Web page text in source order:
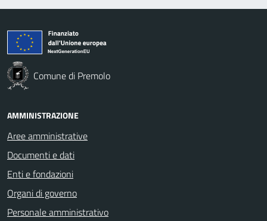
Comune di Premolo
AMMINISTRAZIONE
Aree amministrative
Documenti e dati
Enti e fondazioni
Organi di governo
Personale amministrativo